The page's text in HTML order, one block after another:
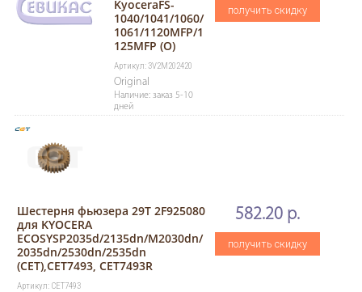
KyoceraFS-
1040/1041/1060/
1061/1120MFP/1
125MFP (O)
Артикул: 3V2M202420
Original
Наличие: заказ 5-10
дней
получить скидку
Шестерня фьюзера 29T 2F925080
для KYOCERA
ECOSYSP2035d/2135dn/M2030dn/
2035dn/2530dn/2535dn
(CET),CET7493, CET7493R
Артикул: CET7493
582.20 р.
получить скидку